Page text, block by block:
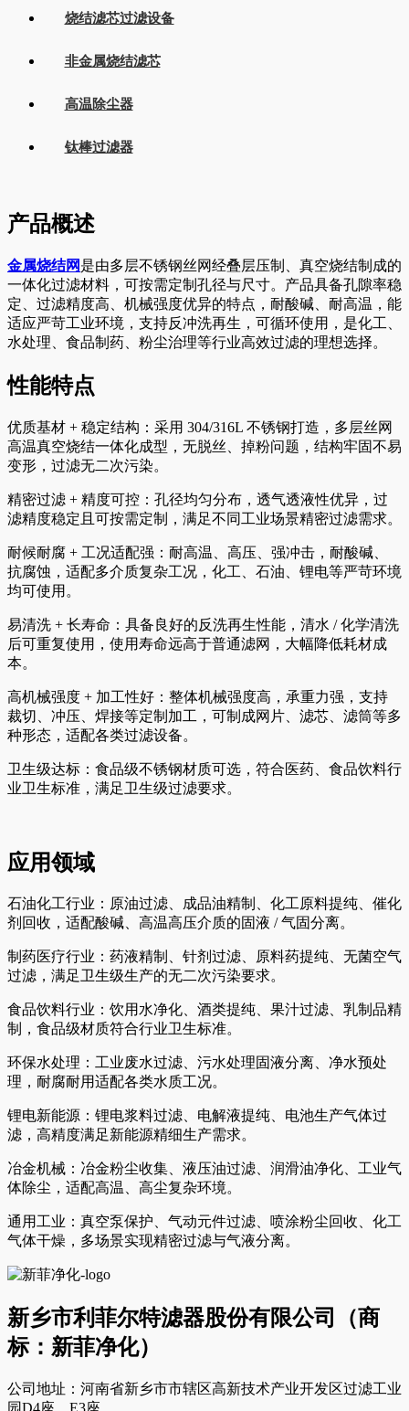
烧结滤芯过滤设备
非金属烧结滤芯
高温除尘器
钛棒过滤器
产品概述
金属烧结网是由多层不锈钢丝网经叠层压制、真空烧结制成的
一体化过滤材料，可按需定制孔径与尺寸。产品具备孔隙率稳
定、过滤精度高、机械强度优异的特点，耐酸碱、耐高温，能
适应严苛工业环境，支持反冲洗再生，可循环使用，是化工、
水处理、食品制药、粉尘治理等行业高效过滤的理想选择。
性能特点
优质基材 + 稳定结构：采用 304/316L 不锈钢打造，多层丝网
高温真空烧结一体化成型，无脱丝、掉粉问题，结构牢固不易
变形，过滤无二次污染。
精密过滤 + 精度可控：孔径均匀分布，透气透液性优异，过
滤精度稳定且可按需定制，满足不同工业场景精密过滤需求。
耐候耐腐 + 工况适配强：耐高温、高压、强冲击，耐酸碱、
抗腐蚀，适配多介质复杂工况，化工、石油、锂电等严苛环境
均可使用。
易清洗 + 长寿命：具备良好的反洗再生性能，清水 / 化学清洗
后可重复使用，使用寿命远高于普通滤网，大幅降低耗材成
本。
高机械强度 + 加工性好：整体机械强度高，承重力强，支持
裁切、冲压、焊接等定制加工，可制成网片、滤芯、滤筒等多
种形态，适配各类过滤设备。
卫生级达标：食品级不锈钢材质可选，符合医药、食品饮料行
业卫生标准，满足卫生级过滤要求。
应用领域
石油化工行业：原油过滤、成品油精制、化工原料提纯、催化
剂回收，适配酸碱、高温高压介质的固液 / 气固分离。
制药医疗行业：药液精制、针剂过滤、原料药提纯、无菌空气
过滤，满足卫生级生产的无二次污染要求。
食品饮料行业：饮用水净化、酒类提纯、果汁过滤、乳制品精
制，食品级材质符合行业卫生标准。
环保水处理：工业废水过滤、污水处理固液分离、净水预处
理，耐腐耐用适配各类水质工况。
锂电新能源：锂电浆料过滤、电解液提纯、电池生产气体过
滤，高精度满足新能源精细生产需求。
冶金机械：冶金粉尘收集、液压油过滤、润滑油净化、工业气
体除尘，适配高温、高尘复杂环境。
通用工业：真空泵保护、气动元件过滤、喷涂粉尘回收、化工
气体干燥，多场景实现精密过滤与气液分离。
新乡市利菲尔特滤器股份有限公司（商
标：新菲净化）
公司地址：河南省新乡市市辖区高新技术产业开发区过滤工业